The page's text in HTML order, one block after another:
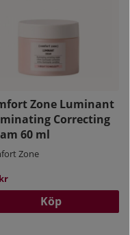
Zone Luminant
Correcting
60 ml
Zone
Köp